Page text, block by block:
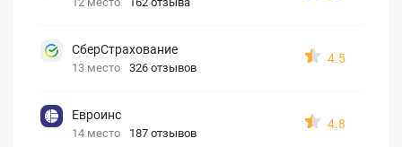
СберСтрахование
13 место 326 отзывов
4.5
Евроинс
14 место 187 отзывов
4.8